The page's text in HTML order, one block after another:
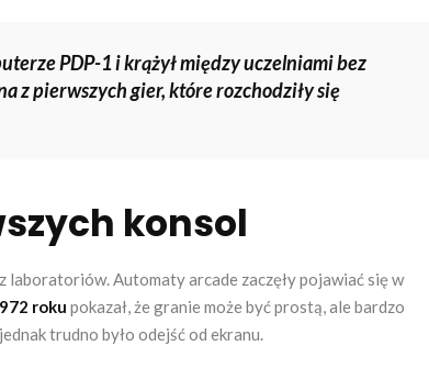
PDP-1 i krążył między uczelniami bez
z pierwszych gier, które rozchodziły się
konsol
laboratoriów. Automaty arcade zaczęły pojawiać się w
roku pokazał, że granie może być prostą, ale bardzo
trudno było odejść od ekranu.